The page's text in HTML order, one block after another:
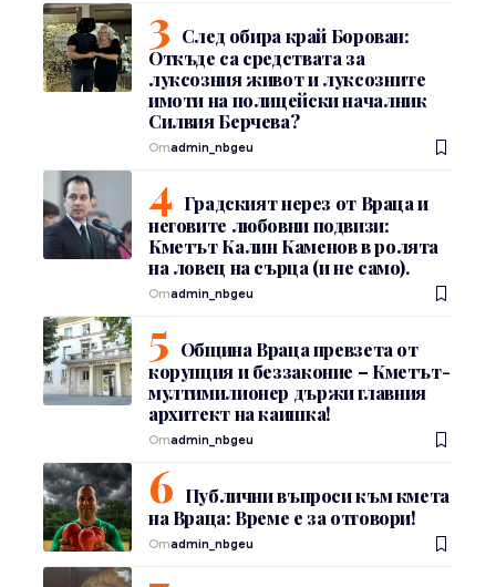
След обира край Борован:
Откъде са средствата за
луксозния живот и луксозните
имоти на полицейски началник
Силвия Берчева?
Отadmin_nbgeu
Градският нерез от Враца и
неговите любовни подвизи:
Кметът Калин Каменов в ролята
на ловец на сърца (и не само).
Отadmin_nbgeu
Община Враца превзета от
корупция и беззаконие – Кметът-
мултимилионер държи главния
архитект на каишка!
Отadmin_nbgeu
Публични въпроси към кмета
на Враца: Време е за отговори!
Отadmin_nbgeu